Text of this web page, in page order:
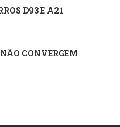
D93 E A21
CONVERGEM